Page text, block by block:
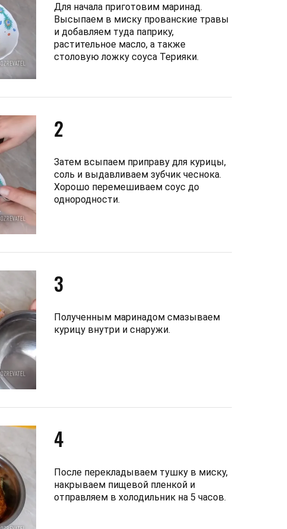
Для начала приготовим маринад.
Высыпаем в миску прованские травы
и добавляем туда паприку,
растительное масло, а также
столовую ложку соуса Терияки.
2
Затем всыпаем приправу для курицы,
соль и выдавливаем зубчик чеснока.
Хорошо перемешиваем соус до
однородности.
3
Полученным маринадом смазываем
курицу внутри и снаружи.
4
После перекладываем тушку в миску,
накрываем пищевой пленкой и
отправляем в холодильник на 5 часов.